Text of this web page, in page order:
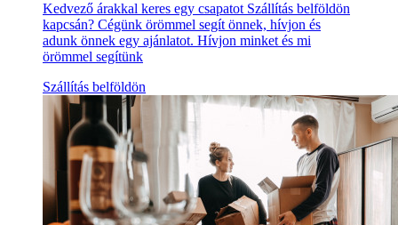
Kedvező árakkal keres egy csapatot Szállítás belföldön
kapcsán? Cégünk örömmel segít önnek, hívjon és
adunk önnek egy ajánlatot. Hívjon minket és mi
örömmel segítünk
Szállítás belföldön